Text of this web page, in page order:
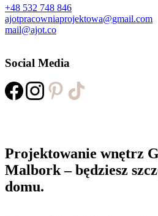
+48 532 748 846
ajotpracowniaprojektowa@gmail.com
mail@ajot.co
Social Media
Projektowanie wnętrz
Malbork – będziesz
domu.